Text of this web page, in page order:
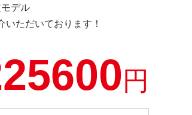
デル
ただいております！
円